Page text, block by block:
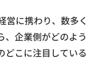
営に携わり、数多く
、企業側がどのよう
どこに注目している